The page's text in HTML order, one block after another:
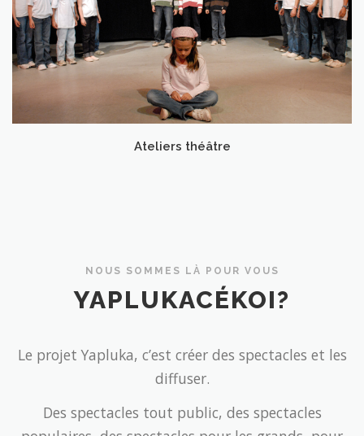
Ateliers théâtre
YAPLUKACÉKOI?
Des spectacles tout public, des spectacles
les petits, avec les grands et avec les petits pour